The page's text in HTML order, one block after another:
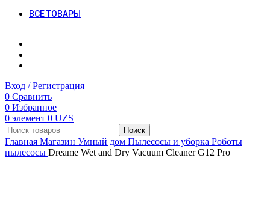
ВСЕ ТОВАРЫ
Вход / Регистрация
0 Сравнить
0 Избранное
0 элемент 0 UZS
Поиск
Главная Магазин Умный дом Пылесосы и уборка Роботы
пылесосы Dreame Wet and Dry Vacuum Cleaner G12 Pro